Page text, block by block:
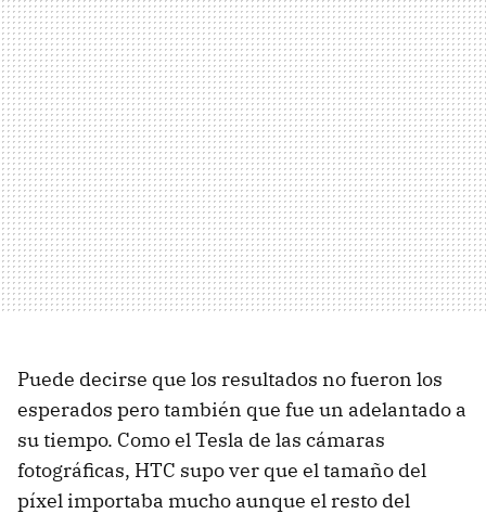
Puede decirse que los resultados no fueron los
esperados pero también que fue un adelantado a
su tiempo. Como el Tesla de las cámaras
fotográficas, HTC supo ver que el tamaño del
píxel importaba mucho aunque el resto del